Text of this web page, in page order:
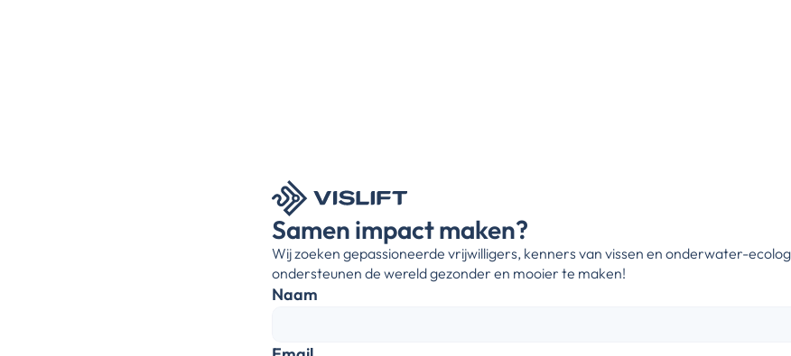
Samen impact maken?
Wij zoeken gepassioneerde vrijwilligers, kenners van vissen en onderwater-
ondersteunen de wereld gezonder en mooier te maken!
Naam